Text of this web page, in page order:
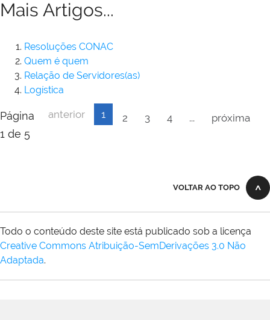
Mais Artigos...
Resoluções CONAC
Quem é quem
Relação de Servidores(as)
Logística
Página
1 de 5
anterior 1 2 3 4 ... próxima
VOLTAR AO TOPO
Todo o conteúdo deste site está publicado sob a licença
Creative Commons Atribuição-SemDerivações 3.0 Não
Adaptada.